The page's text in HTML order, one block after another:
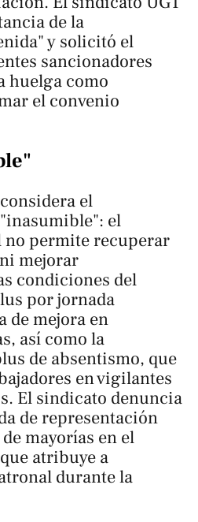
de la
y solicitó el
sancionadores
huelga como
el convenio
el
el
no permite recuperar
mejorar
condiciones del
por jornada
de mejora en
así como la
de absentismo, que
en vigilantes
El sindicato denuncia
de representación
mayorías en el
atribuye a
durante la